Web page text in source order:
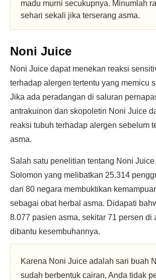
madu murni secukupnya. Minumlah
sehari sekali jika terserang asma.
Noni Juice
Noni Juice dapat menekan reaksi
terhadap alergen tertentu yang memicu
Jika ada peradangan di saluran
antrakuinon dan skopoletin Noni Juice
reaksi tubuh terhadap alergen sebelum
asma.
Salah satu penelitian tentang Noni Juice
Solomon yang melibatkan 25.314
dari 80 negara membuktikan
sebagai obat herbal asma. Didapati
8.077 pasien asma, sekitar 71 persen di
dibantu kesembuhannya.
Karena Noni Juice adalah sari buah
sudah berbentuk cairan, Anda tidak